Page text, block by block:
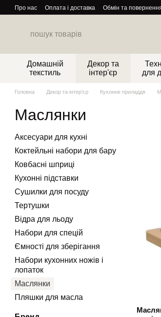
Перейти до основного контенту
Про нас Оплата і доставка Обмін та
Домашній
текстиль
Декор та
інтер'єр
для
Головна Декор та інтер'єр Кухонне приладдя
Маслянки
Аксесуари для кухні
Коктейльні набори для бару
Ковбасні шприці
Кухонні підставки
Сушилки для посуду
Тертушки
Відра для льоду
Набори для спецій
Ємності для зберігання
Набори кухонних ножів і
лопаток
Маслянки
Пляшки для масла